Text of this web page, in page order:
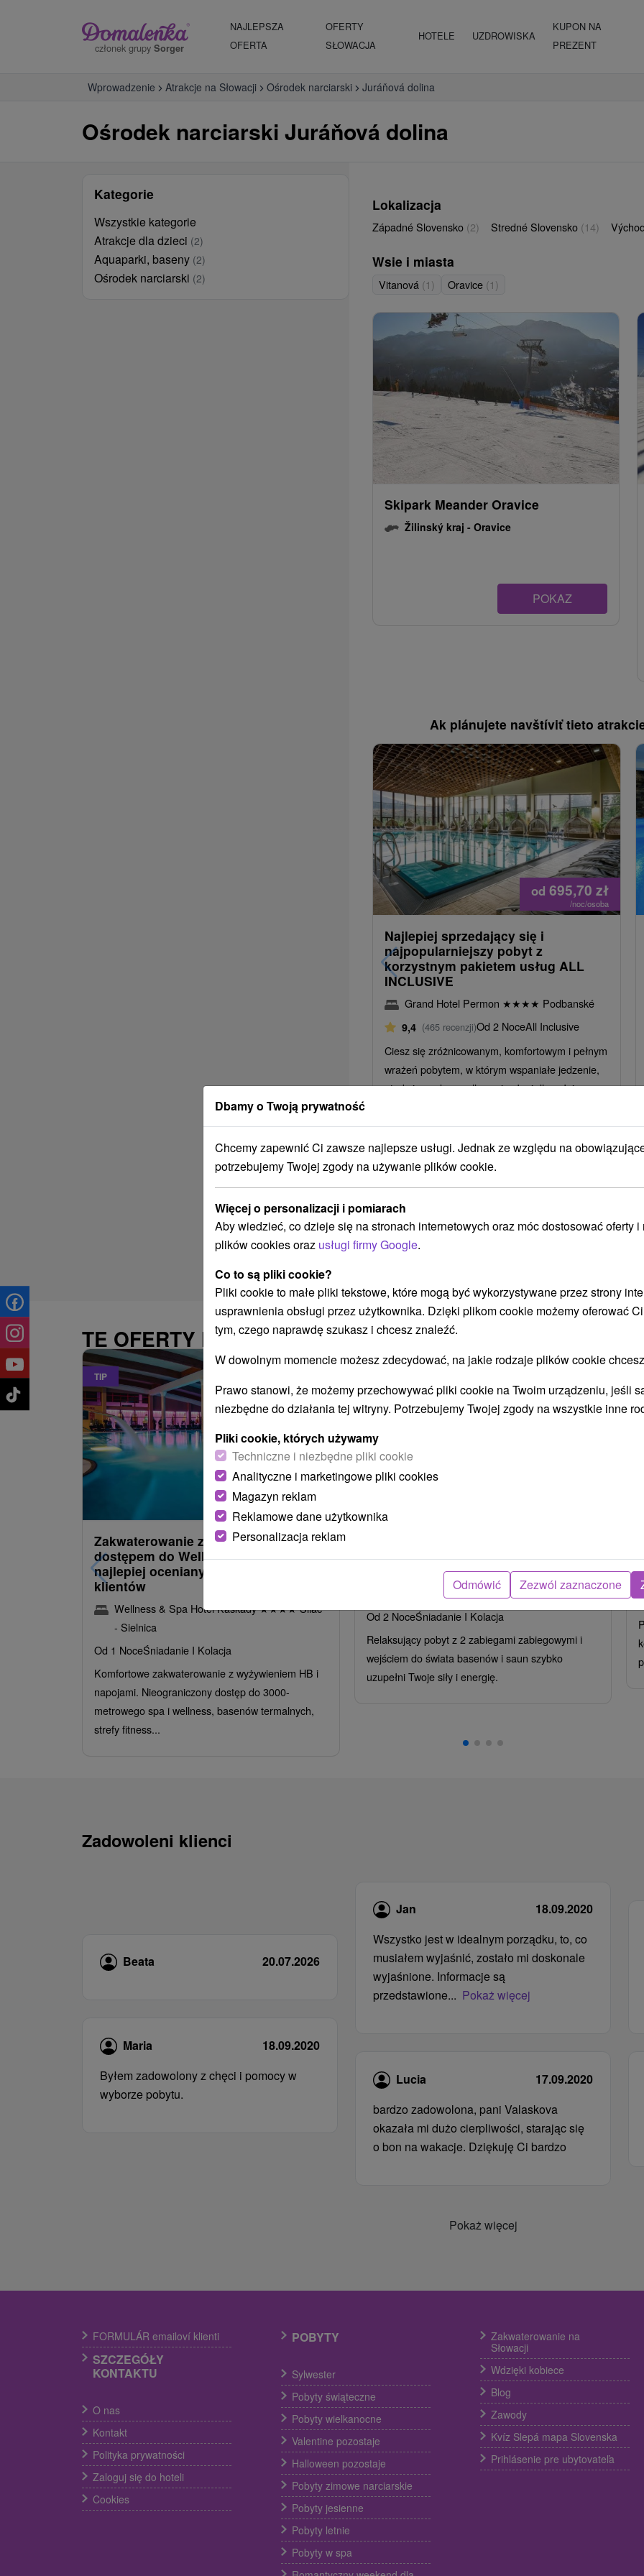
członek grupy Sorger
NAJLEPSZA
OFERTA
OFERTY
SŁOWACJA
HOTELE UZDROWISKA
KUPON NA
PREZENT
Wprowadzenie Atrakcje na Słowacji Ośrodek narciarski Juráňová dolina
Ośrodek narciarski Juráňová dolina
Kategorie
Wszystkie kategorie
Atrakcje dla dzieci (2)
Aquaparki, baseny (2)
Ośrodek narciarski (2)
Lokalizacja
Západné Slovensko (2) Stredné Slovensko (14)
Wsie i miasta
Vitanová (1) Oravice (1)
Skipark Meander Oravice
Žilinský kraj - Oravice
POKAZ
Ak plánujete navštíviť tieto
od 695,70 zł
/noc/osoba
Najlepiej sprzedający się i
najpopularniejszy pobyt z
korzystnym pakietem usług ALL
INCLUSIVE
Grand Hotel Permon ★★★★ Podbanské
9,4 (465 recenzji)Od 2 NoceAll Inclusive
Ciesz się zróżnicowanym, komfortowym i pełnym
wrażeń pobytem, ​​w którym wspaniałe jedzenie,
atrakcje wodne, wellness i usługi dla całej
TE OFERTY MOGĄ PAŃSTWO BYĆ TAKŻE
TIP
od485,22zł
Zakwaterowanie z obiadokolacją i
dostępem do Wellness i Spa: Jeden z
najlepiej ocenianych hoteli przez
klientów
Wellness & Spa Hotel Kaskady★★★★Sliač
- Sielnica
Od 1 NoceŚniadanie I Kolacja
Komfortowe zakwaterowanie z wyżywieniem HB i
napojami. Nieograniczony dostęp do 3000-
metrowego spa i wellness, basenów termalnych,
strefy fitness...
Szybka i skuteczna ucieczka od
★ ★★Trenczańskie Teplice
Od 2 NoceŚniadanie I Kolacja
Relaksujący pobyt z 2 zabiegami zabiegowymi i
wejściem do świata basenów i saun szybko
uzupełni Twoje siły i energię.
Zadowoleni klienci
Beata 20.07.2026
Maria
18.09.2020
Byłem zadowolony z chęci i pomocy w
wyborze pobytu.
Jan
18.09.2020
Wszystko jest w idealnym porządku, to, co
musiałem wyjaśnić, zostało mi doskonale
wyjaśnione. Informacje są
przedstawione... Pokaż więcej
Lucia
17.09.2020
bardzo zadowolona, ​​pani Valaskova
okazała mi dużo cierpliwości, starając się
o bon na wakacje. Dziękuję Ci bardzo
Pokaż więcej
FORMULÁR emailoví klienti
SZCZEGÓŁY
KONTAKTU
O nas
Kontakt
Polityka prywatności
Zaloguj się do hoteli
Cookies
POBYTY
Sylwester
Pobyty świąteczne
Pobyty wielkanocne
Valentine pozostaje
Halloween pozostaje
Pobyty zimowe narciarskie
Pobyty jesienne
Pobyty letnie
Pobyty w spa
Zakwaterowanie na
Słowacji
Wdzięki kobiece
Blog
Zawody
Kvíz Slepá mapa Slovenska
Prihlásenie pre ubytovateľa
Dbamy o Twoją prywatność
Chcemy zapewnić Ci zawsze najlepsze usługi. Jednak ze względu na
potrzebujemy Twojej zgody na używanie plików cookie.
Więcej o personalizacji i pomiarach
Aby wiedzieć, co dzieje się na stronach internetowych oraz móc dostosować oferty i
plików cookies oraz usługi firmy Google.
Co to są pliki cookie?
Pliki cookie to małe pliki tekstowe, które mogą być wykorzystywane przez strony
usprawnienia obsługi przez użytkownika. Dzięki plikom cookie możemy oferować
tym, czego naprawdę szukasz i chcesz znaleźć.
W dowolnym momencie możesz zdecydować, na jakie rodzaje plików cookie
Prawo stanowi, że możemy przechowywać pliki cookie na Twoim urządzeniu, jeśli
niezbędne do działania tej witryny. Potrzebujemy Twojej zgody na wszystkie inne
Pliki cookie, których używamy
Techniczne i niezbędne pliki cookie
Analityczne i marketingowe pliki cookies
Magazyn reklam
Reklamowe dane użytkownika
Personalizacja reklam
Odmówić Zezwól zaznaczone